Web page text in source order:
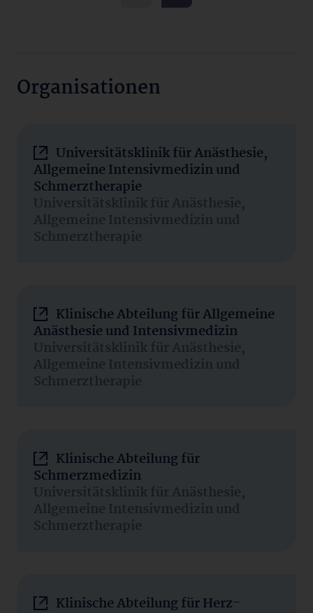
Organisationen
Universitätsklinik für Anästhesie,
Allgemeine Intensivmedizin und
Schmerztherapie
Universitätsklinik für Anästhesie,
Allgemeine Intensivmedizin und
Schmerztherapie
Klinische Abteilung für Allgemeine
Anästhesie und Intensivmedizin
Universitätsklinik für Anästhesie,
Allgemeine Intensivmedizin und
Schmerztherapie
Klinische Abteilung für
Schmerzmedizin
Universitätsklinik für Anästhesie,
Allgemeine Intensivmedizin und
Schmerztherapie
Klinische Abteilung für Herz-